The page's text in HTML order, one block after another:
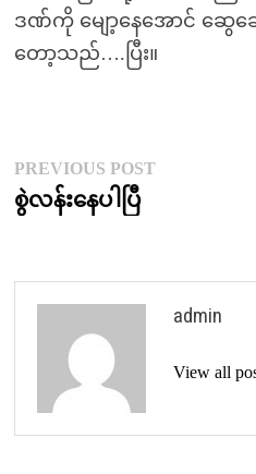
ဒဏ်ကို မျော့နေအောင် ဆွေဆွ
တော့သည်….ပြီး။
Post
navigation
PREVIOUS POSTPrevious
စွဲလန်းနေပါပြီ
admin
View all